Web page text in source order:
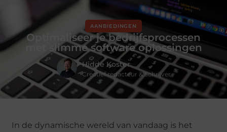
AANBIEDINGEN
Optimaliseer je bedrijfsprocessen
met slimme software oplossingen
Hidde Koster
Creatief redacteur & Schrijver
In de dynamische wereld van vandaag is het